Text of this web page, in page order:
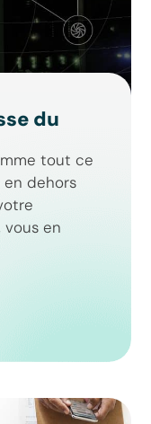
du
tout ce
dehors
vous en